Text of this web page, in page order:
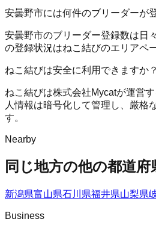
安曇野市には何件のブリーダーが
安曇野市のブリーダー登録数は日
の登録状況はねこ結びのエリアペ
ねこ結びは安全に利用できますか？
ねこ結びは株式会社Mycatが運営
人情報は暗号化して管理し、厳格
す。
Nearby
同じ地方の他の都道府
新潟県富山県石川県福井県山梨県
Business